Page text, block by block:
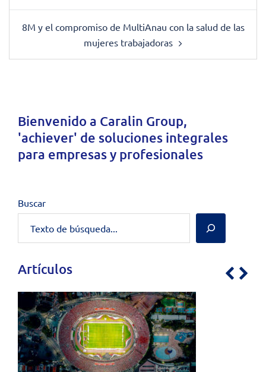
8M y el compromiso de MultiAnau con la salud de las
mujeres trabajadoras
Bienvenido a Caralin Group,
'achiever' de soluciones integrales
para empresas y profesionales
Buscar
Artículos